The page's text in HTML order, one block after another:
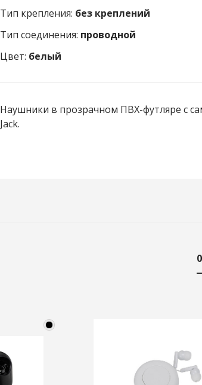
Тип крепления: без креплений
Тип соединения: проводной
Цвет: белый
Наушники в прозрачном ПВХ-футляре с
Jack.